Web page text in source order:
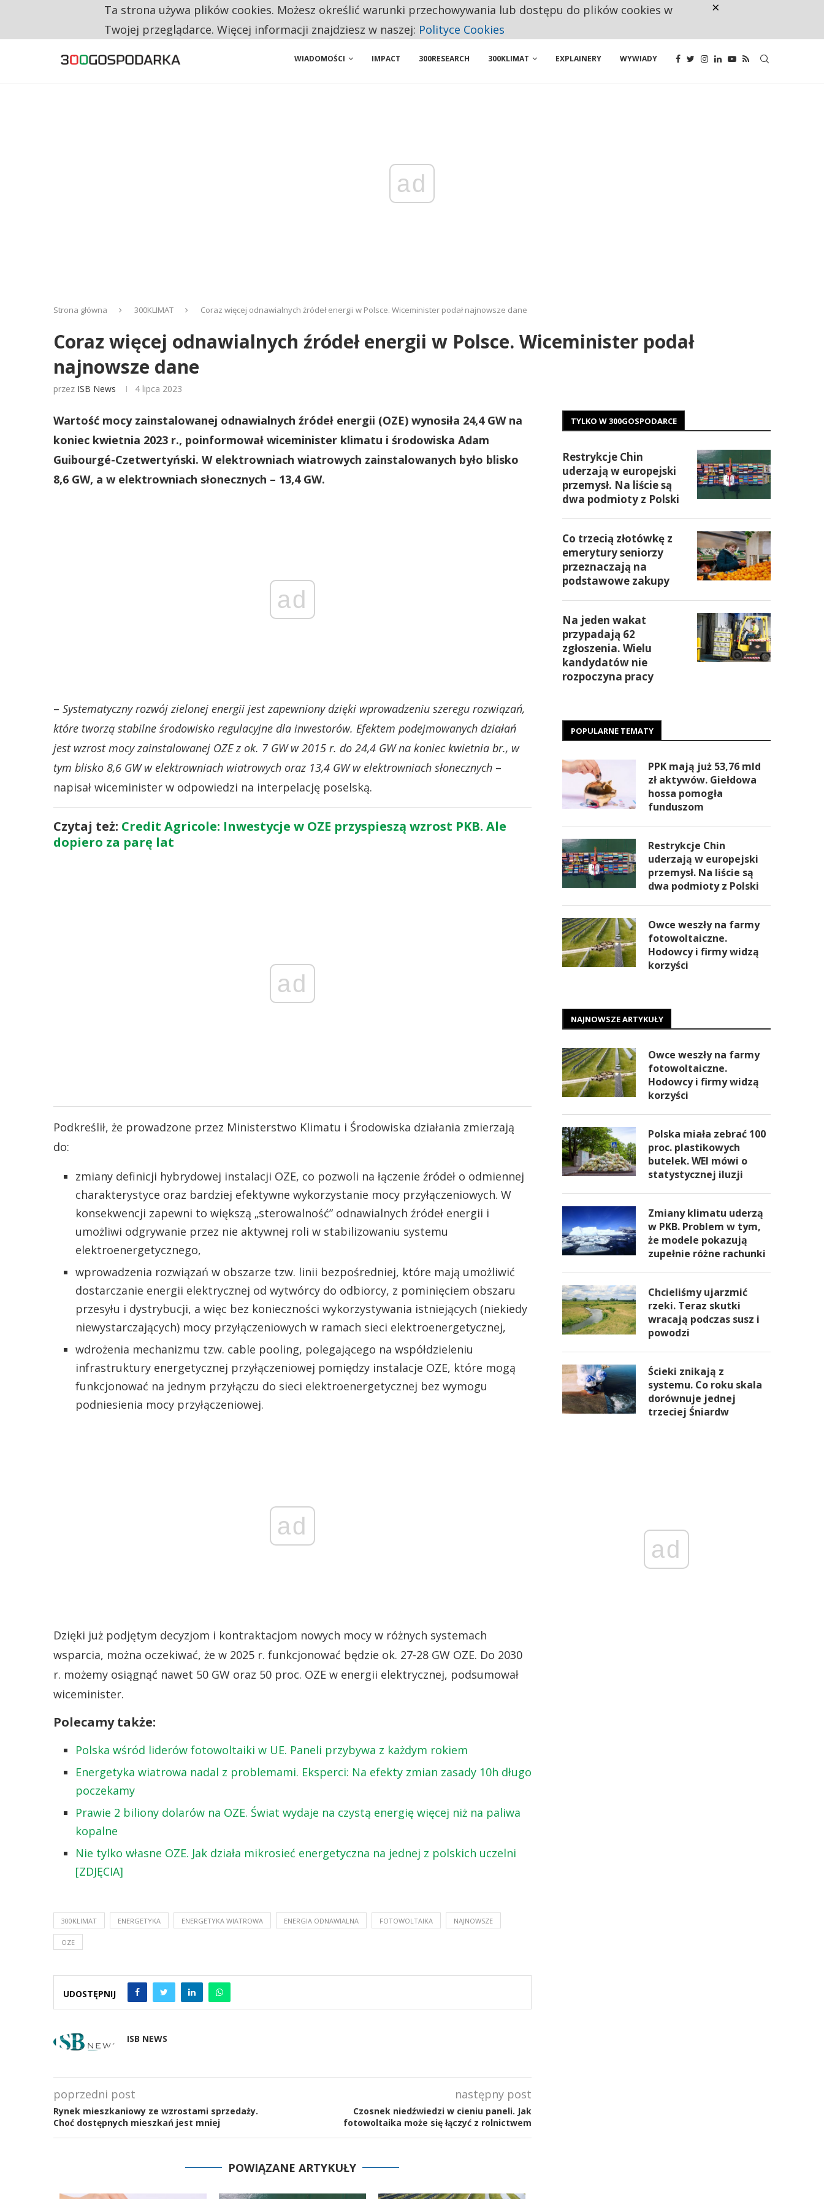
NA JEDEN WAKAT PRZYPADAJĄ 62 ZGŁOSZENIA. WIELU KANDYDATÓW NIE ROZPOCZYNA PRACY
WIADOMOŚCI IMPACT 300RESEARCH 300KLIMAT EXPLAINERY WYWIADY
ad
Strona główna 300KLIMAT Coraz więcej odnawialnych źródeł energii w Polsce. Wiceminister podał najnowsze dane
Coraz więcej odnawialnych źródeł energii w Polsce. Wiceminister podał
najnowsze dane
przez ISB News 4 lipca 2023
Wartość mocy zainstalowanej odnawialnych źródeł energii (OZE) wynosiła 24,4 GW na
koniec kwietnia 2023 r., poinformował wiceminister klimatu i środowiska Adam
Guibourgé-Czetwertyński. W elektrowniach wiatrowych zainstalowanych było blisko
8,6 GW, a w elektrowniach słonecznych – 13,4 GW.
ad
– Systematyczny rozwój zielonej energii jest zapewniony dzięki wprowadzeniu szeregu rozwiązań,
które tworzą stabilne środowisko regulacyjne dla inwestorów. Efektem podejmowanych działań
jest wzrost mocy zainstalowanej OZE z ok. 7 GW w 2015 r. do 24,4 GW na koniec kwietnia br., w
tym blisko 8,6 GW w elektrowniach wiatrowych oraz 13,4 GW w elektrowniach słonecznych –
napisał wiceminister w odpowiedzi na interpelację poselską.
Czytaj też: Credit Agricole: Inwestycje w OZE przyspieszą wzrost PKB. Ale
dopiero za parę lat
ad
Podkreślił, że prowadzone przez Ministerstwo Klimatu i Środowiska działania zmierzają
do:
zmiany definicji hybrydowej instalacji OZE, co pozwoli na łączenie źródeł o odmiennej
charakterystyce oraz bardziej efektywne wykorzystanie mocy przyłączeniowych. W
konsekwencji zapewni to większą „sterowalność” odnawialnych źródeł energii i
umożliwi odgrywanie przez nie aktywnej roli w stabilizowaniu systemu
elektroenergetycznego,
wprowadzenia rozwiązań w obszarze tzw. linii bezpośredniej, które mają umożliwić
dostarczanie energii elektrycznej od wytwórcy do odbiorcy, z pominięciem obszaru
przesyłu i dystrybucji, a więc bez konieczności wykorzystywania istniejących (niekiedy
niewystarczających) mocy przyłączeniowych w ramach sieci elektroenergetycznej,
wdrożenia mechanizmu tzw. cable pooling, polegającego na współdzieleniu
infrastruktury energetycznej przyłączeniowej pomiędzy instalacje OZE, które mogą
funkcjonować na jednym przyłączu do sieci elektroenergetycznej bez wymogu
podniesienia mocy przyłączeniowej.
ad
Dzięki już podjętym decyzjom i kontraktacjom nowych mocy w różnych systemach
wsparcia, można oczekiwać, że w 2025 r. funkcjonować będzie ok. 27-28 GW OZE. Do 2030
r. możemy osiągnąć nawet 50 GW oraz 50 proc. OZE w energii elektrycznej, podsumował
wiceminister.
Polecamy także:
Polska wśród liderów fotowoltaiki w UE. Paneli przybywa z każdym rokiem
Energetyka wiatrowa nadal z problemami. Eksperci: Na efekty zmian zasady 10h długo
poczekamy
Prawie 2 biliony dolarów na OZE. Świat wydaje na czystą energię więcej niż na paliwa
kopalne
Nie tylko własne OZE. Jak działa mikrosieć energetyczna na jednej z polskich uczelni
[ZDJĘCIA]
300KLIMAT ENERGETYKA ENERGETYKA WIATROWA ENERGIA ODNAWIALNA FOTOWOLTAIKA NAJNOWSZE
OZE
UDOSTĘPNIJ
ISB NEWS
poprzedni post
Rynek mieszkaniowy ze wzrostami sprzedaży.
Choć dostępnych mieszkań jest mniej
następny post
Czosnek niedźwiedzi w cieniu paneli. Jak
fotowoltaika może się łączyć z rolnictwem
POWIĄZANE ARTYKUŁY
TYLKO W 300GOSPODARCE
Restrykcje Chin
uderzają w europejski
przemysł. Na liście są
dwa podmioty z Polski
Co trzecią złotówkę z
emerytury seniorzy
przeznaczają na
podstawowe zakupy
Na jeden wakat
przypadają 62
zgłoszenia. Wielu
kandydatów nie
rozpoczyna pracy
POPULARNE TEMATY
PPK mają już 53,76 mld
zł aktywów. Giełdowa
hossa pomogła
funduszom
Restrykcje Chin
uderzają w europejski
przemysł. Na liście są
dwa podmioty z Polski
Owce weszły na farmy
fotowoltaiczne.
Hodowcy i firmy widzą
korzyści
NAJNOWSZE ARTYKUŁY
Owce weszły na farmy
fotowoltaiczne.
Hodowcy i firmy widzą
korzyści
Polska miała zebrać 100
proc. plastikowych
butelek. WEI mówi o
statystycznej iluzji
Zmiany klimatu uderzą
w PKB. Problem w tym,
że modele pokazują
zupełnie różne rachunki
Chcieliśmy ujarzmić
rzeki. Teraz skutki
wracają podczas susz i
powodzi
Ścieki znikają z
systemu. Co roku skala
dorównuje jednej
trzeciej Śniardw
ad
Ta strona używa plików cookies. Możesz określić warunki przechowywania lub dostępu do plików cookies w
Twojej przeglądarce. Więcej informacji znajdziesz w naszej: Polityce Cookies
×